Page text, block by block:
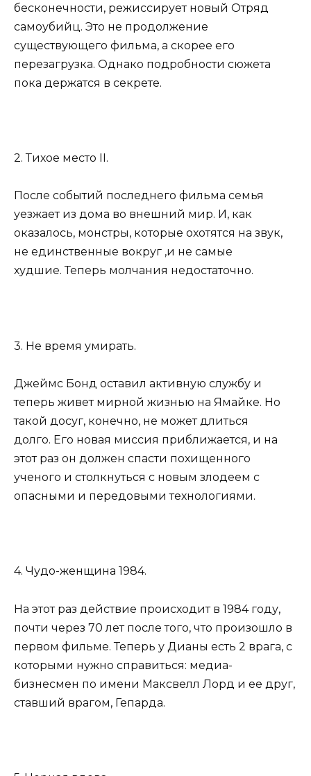
бесконечности, режиссирует новый Отряд
самоубийц. Это не продолжение
существующего фильма, а скорее его
перезагрузка. Однако подробности сюжета
пока держатся в секрете.
2. Тихое место II.
После событий последнего фильма семья
уезжает из дома во внешний мир. И, как
оказалось, монстры, которые охотятся на звук,
не единственные вокруг ‚и не самые
худшие. Теперь молчания недостаточно.
3. Не время умирать.
Джеймс Бонд оставил активную службу и
теперь живет мирной жизнью на Ямайке. Но
такой досуг, конечно, не может длиться
долго. Его новая миссия приближается, и на
этот раз он должен спасти похищенного
ученого и столкнуться с новым злодеем с
опасными и передовыми технологиями.
4. Чудо-женщина 1984.
На этот раз действие происходит в 1984 году,
почти через 70 лет после того, что произошло в
первом фильме. Теперь у Дианы есть 2 врага, с
которыми нужно справиться: медиа-
бизнесмен по имени Максвелл Лорд и ее друг,
ставший врагом, Гепарда.